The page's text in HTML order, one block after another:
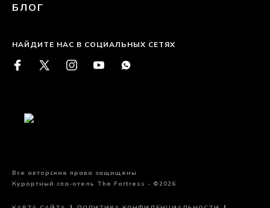
БЛОГ
НАЙДИТЕ НАС В СОЦИАЛЬНЫХ СЕТЯХ
Все авторские права защищены
Курортный спа-отель The Fortress - ©2026